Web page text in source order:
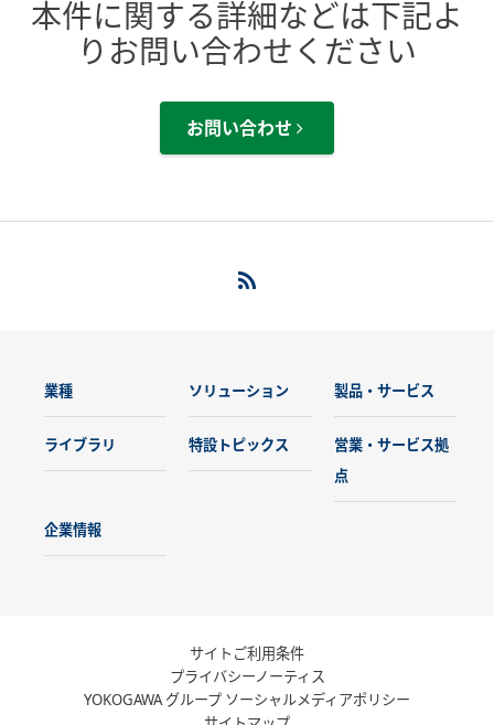
本件に関する詳細などは下記よ
りお問い合わせください
お問い合わせ
業種 ソリューション 製品・サービス
ライブラリ 特設トピックス
営業・サービス拠
点
企業情報
サイトご利用条件
プライバシーノーティス
YOKOGAWA グループ ソーシャルメディアポリシー